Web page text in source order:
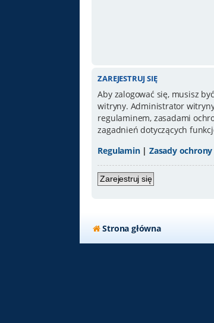
ZAREJESTRUJ SIĘ
Aby zalogować się, musisz
witryny. Administrator
regulaminem, zasadami
zagadnień dotyczących
Regulamin|Zasady
Zarejestruj się
Strona główna